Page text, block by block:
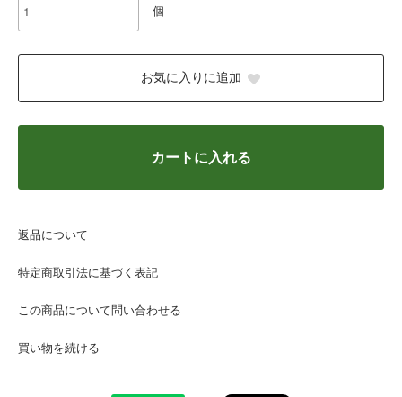
個
お気に入りに追加
カートに入れる
返品について
特定商取引法に基づく表記
この商品について問い合わせる
買い物を続ける